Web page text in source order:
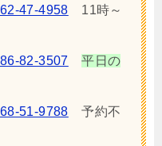
47-4958 11時～
82-3507
平日の
51-9788 予約不